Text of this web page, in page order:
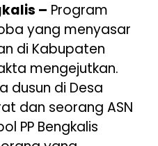
– Program
yang menyasar
di Kabupaten
mengejutkan.
dusun di Desa
dan seorang ASN
PP Bengkalis